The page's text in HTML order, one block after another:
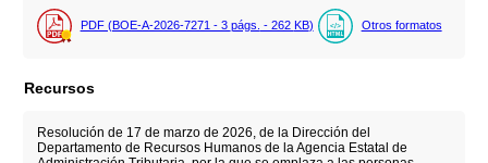
PDF (BOE-A-2026-7271 - 3 págs. - 262 KB) Otros formatos
Recursos
Resolución de 17 de marzo de 2026, de la Dirección del
Departamento de Recursos Humanos de la Agencia Estatal de